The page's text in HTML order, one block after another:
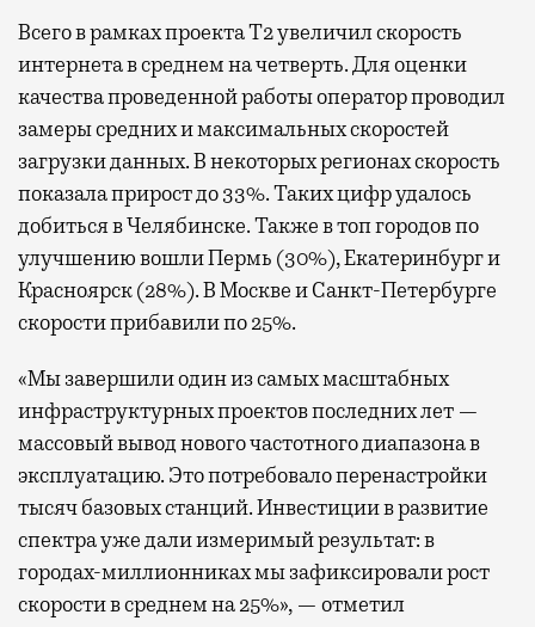
Всего в рамках проекта Т2 увеличил скорость
интернета в среднем на четверть. Для оценки
качества проведенной работы оператор проводил
замеры средних и максимальных скоростей
загрузки данных. В некоторых регионах скорость
показала прирост до 33%. Таких цифр удалось
добиться в Челябинске. Также в топ городов по
улучшению вошли Пермь (30%), Екатеринбург и
Красноярск (28%). В Москве и Санкт-Петербурге
скорости прибавили по 25%.
«Мы завершили один из самых масштабных
инфраструктурных проектов последних лет —
массовый вывод нового частотного диапазона в
эксплуатацию. Это потребовало перенастройки
тысяч базовых станций. Инвестиции в развитие
спектра уже дали измеримый результат: в
городах-миллионниках мы зафиксировали рост
скорости в среднем на 25%», — отметил